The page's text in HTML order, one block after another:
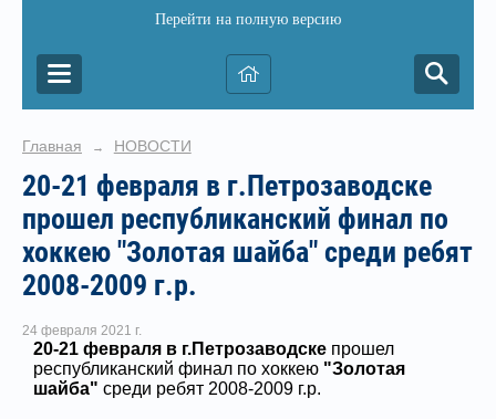
Перейти на полную версию
Главная → НОВОСТИ
20-21 февраля в г.Петрозаводске
прошел республиканский финал по
хоккею "Золотая шайба" среди ребят
2008-2009 г.р.
24 февраля 2021 г.
20-21 февраля в г.Петрозаводске прошел
республиканский финал по хоккею "Золотая
шайба" среди ребят 2008-2009 г.р.